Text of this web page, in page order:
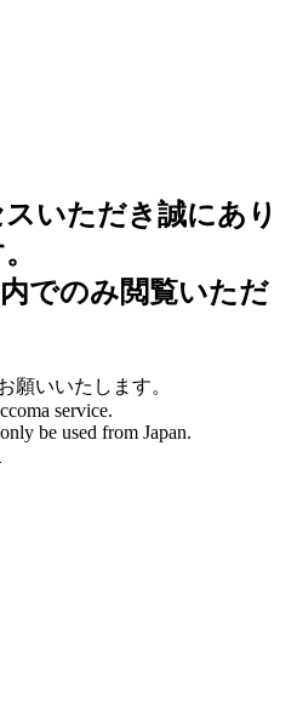
いただき誠にあり
でのみ閲覧いただ
願いいたします。
service.
be used from Japan.